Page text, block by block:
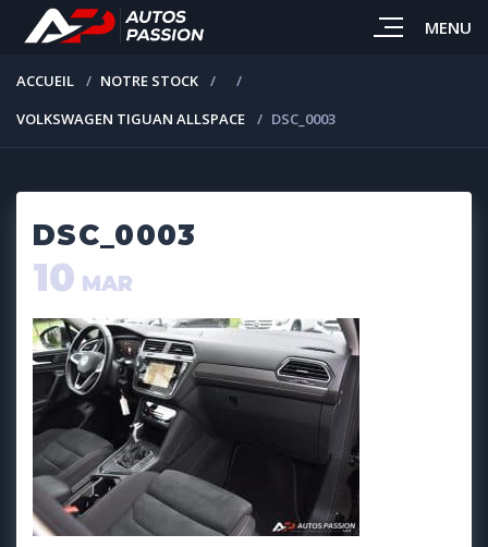
MENU
ACCUEIL
NOTRE STOCK
VOLKSWAGEN TIGUAN ALLSPACE
DSC_0003
DSC_0003
10 MAR